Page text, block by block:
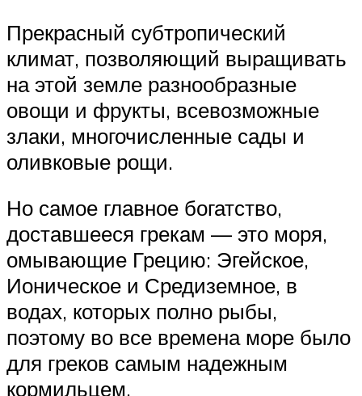
Прекрасный субтропический
климат, позволяющий выращивать
на этой земле разнообразные
овощи и фрукты, всевозможные
злаки, многочисленные сады и
оливковые рощи.
Но самое главное богатство,
доставшееся грекам — это моря,
омывающие Грецию: Эгейское,
Ионическое и Средиземное, в
водах, которых полно рыбы,
поэтому во все времена море было
для греков самым надежным
кормильцем.